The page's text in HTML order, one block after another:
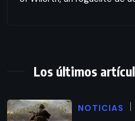
Los últimos
NOTICIAS